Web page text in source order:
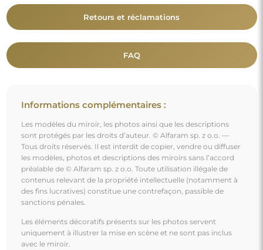
Retours et réclamations
FAQ
Informations complémentaires :
Les modèles du miroir, les photos ainsi que les descriptions
sont protégés par les droits d’auteur. © Alfaram sp. z o.o. —
Tous droits réservés. Il est interdit de copier, vendre ou diffuser
les modèles, photos et descriptions des miroirs sans l’accord
préalable de © Alfaram sp. z o.o. Toute utilisation illégale de
contenus relevant de la propriété intellectuelle (notamment à
des fins lucratives) constitue une contrefaçon, passible de
sanctions pénales.
Les éléments décoratifs présents sur les photos servent
uniquement à illustrer la mise en scène et ne sont pas inclus
avec le miroir.